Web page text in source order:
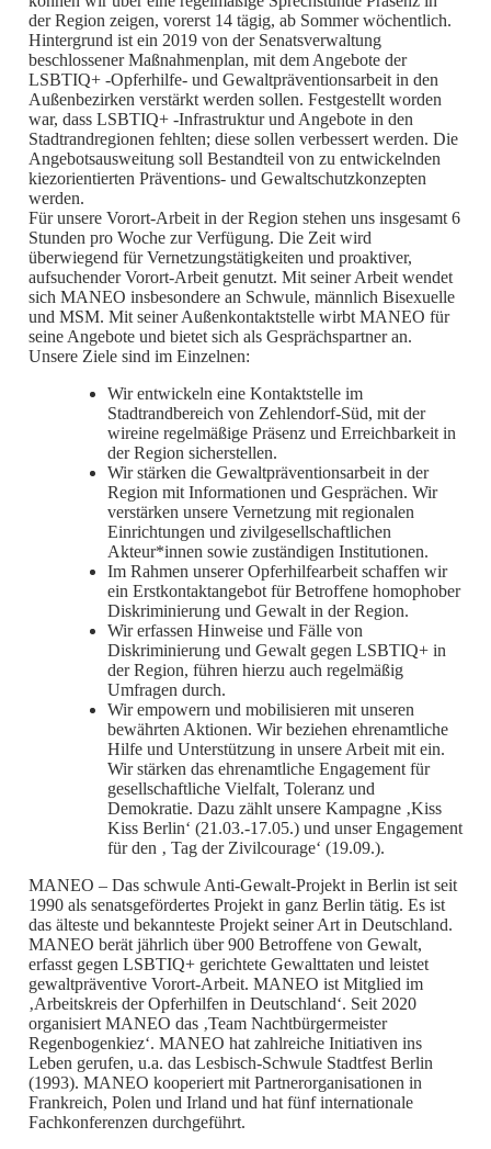
der Region zeigen, vorerst 14 tägig, ab Sommer wöchentlich.
Hintergrund ist ein 2019 von der Senatsverwaltung
beschlossener Maßnahmenplan, mit dem Angebote der
LSBTIQ+ -Opferhilfe- und Gewaltpräventionsarbeit in den
Außenbezirken verstärkt werden sollen. Festgestellt worden
war, dass LSBTIQ+ -Infrastruktur und Angebote in den
Stadtrandregionen fehlten; diese sollen verbessert werden. Die
Angebotsausweitung soll Bestandteil von zu entwickelnden
kiezorientierten Präventions- und Gewaltschutzkonzepten
werden.
Für unsere Vorort-Arbeit in der Region stehen uns insgesamt 6
Stunden pro Woche zur Verfügung. Die Zeit wird
überwiegend für Vernetzungstätigkeiten und proaktiver,
aufsuchender Vorort-Arbeit genutzt. Mit seiner Arbeit wendet
sich MANEO insbesondere an Schwule, männlich Bisexuelle
und MSM. Mit seiner Außenkontaktstelle wirbt MANEO für
seine Angebote und bietet sich als Gesprächspartner an.
Unsere Ziele sind im Einzelnen:
Wir entwickeln eine Kontaktstelle im
Stadtrandbereich von Zehlendorf-Süd, mit der
wireine regelmäßige Präsenz und Erreichbarkeit in
der Region sicherstellen.
Wir stärken die Gewaltpräventionsarbeit in der
Region mit Informationen und Gesprächen. Wir
verstärken unsere Vernetzung mit regionalen
Einrichtungen und zivilgesellschaftlichen
Akteur*innen sowie zuständigen Institutionen.
Im Rahmen unserer Opferhilfearbeit schaffen wir
ein Erstkontaktangebot für Betroffene homophober
Diskriminierung und Gewalt in der Region.
Wir erfassen Hinweise und Fälle von
Diskriminierung und Gewalt gegen LSBTIQ+ in
der Region, führen hierzu auch regelmäßig
Umfragen durch.
Wir empowern und mobilisieren mit unseren
bewährten Aktionen. Wir beziehen ehrenamtliche
Hilfe und Unterstützung in unsere Arbeit mit ein.
Wir stärken das ehrenamtliche Engagement für
gesellschaftliche Vielfalt, Toleranz und
Demokratie. Dazu zählt unsere Kampagne ‚Kiss
Kiss Berlin‘ (21.03.-17.05.) und unser Engagement
für den ‚ Tag der Zivilcourage‘ (19.09.).
MANEO – Das schwule Anti-Gewalt-Projekt in Berlin ist seit
1990 als senatsgefördertes Projekt in ganz Berlin tätig. Es ist
das älteste und bekannteste Projekt seiner Art in Deutschland.
MANEO berät jährlich über 900 Betroffene von Gewalt,
erfasst gegen LSBTIQ+ gerichtete Gewalttaten und leistet
gewaltpräventive Vorort-Arbeit. MANEO ist Mitglied im
‚Arbeitskreis der Opferhilfen in Deutschland‘. Seit 2020
organisiert MANEO das ‚Team Nachtbürgermeister
Regenbogenkiez‘. MANEO hat zahlreiche Initiativen ins
Leben gerufen, u.a. das Lesbisch-Schwule Stadtfest Berlin
(1993). MANEO kooperiert mit Partnerorganisationen in
Frankreich, Polen und Irland und hat fünf internationale
Fachkonferenzen durchgeführt.